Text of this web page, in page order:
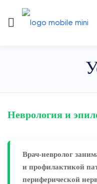
Неврология и
Врач-невролог
и профилактикой
периферической